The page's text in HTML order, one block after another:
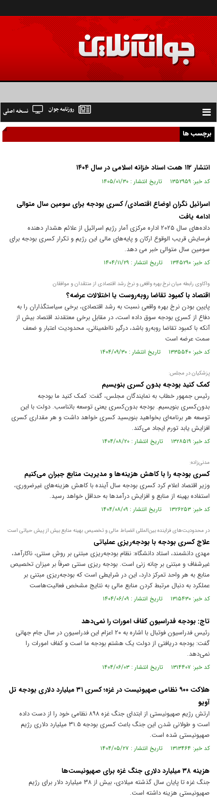
Toggle
navigation
نسخه اصلی روزنامه جوان
برچسب ها
انتشار ۱۱۲ همت اسناد خزانه اسلامی در سال ۱۴۰۴
کد خبر: ۱۳۵۲۹۵۹ تاریخ انتشار : ۱۴۰۵/۰۱/۳۰
اسرائیل نگران اوضاع اقتصادی/ کسری بودجه برای سومین سال متوالی
ادامه یافت
داده‌های سال ۲۰۲۵ اداره مرکزی آمار رژیم اسرائیل از علائم هشدار دهنده
فرسایش قریب الوقوع ارکان و پایه‌های مالی این رژیم و تکرار کسری بودجه برای
سومین سال متوالی خبر می دهد.
کد خبر: ۱۳۴۵۲۹۰ تاریخ انتشار : ۱۴۰۴/۱۱/۲۹
واکاوی رابطه میان نرخ بهره واقعی و نرخ رشد اقتصادی از منتقدان و موافقان
اقتصاد با کمبود تقاضا روبه‌روست یا اختلالات عرضه؟
پایین بودن نرخ بهره واقعی نسبت به رشد اقتصادی، برخی سیاستگذاران را به
دفاع از کسری بودجه سوق داده است، در مقابل برخی معتقدند اقتصاد بیش از
آنکه با کمبود تقاضا روبه‌رو باشد، درگیر نااطمینانی، محدودیت اعتبار و ضعف
سمت عرضه است
کد خبر: ۱۳۳۵۵۴۰ تاریخ انتشار : ۱۴۰۴/۰۹/۳۰
پزشکیان در مجلس:
کمک کنید بودجه بدون‌ کسری بنویسیم
رئیس جمهور خطاب به نمایندگان مجلس، گفت: کمک کنید ما بودجه
بدون‌کسری بنویسیم. بودجه بدون‌کسری یعنی توسعه باتناسب. دولت با این
توسعه هر برنامه‌ای بخواهید بنویسید کسری خواهد داشت و هر مقداری کسری
افزایش یابد تورم ایجاد می‌کند.
کد خبر: ۱۳۲۸۵۱۹ تاریخ انتشار : ۱۴۰۴/۰۸/۲۰
مدنی‌زاده:
کسری بودجه را با کاهش هزینه‌ها و مدیریت منابع جبران می‌کنیم
وزیر اقتصاد اعلام کرد کسری بودجه سال آینده با کاهش هزینه‌های غیرضروری،
استفاده بهینه از منابع و افزایش درآمد‌ها به حداقل خواهد رسید.
کد خبر: ۱۳۲۶۲۵۳ تاریخ انتشار : ۱۴۰۴/۰۸/۰۹
در محدودیت‌های فزاینده بین‌المللی انضباط مالی و تخصیص بهینه منابع بیش از پیش حیاتی است
علاج کسری بودجه با بودجه‌ریزی عملیاتی
مهدی دانشمند، استاد دانشگاه: نظام بودجه‌ریزی مبتنی بر روش سنتی، ناکارآمد،
غیرشفاف و مبتنی بر چانه زنی است. بودجه ریزی سنتی صرفاً بر میزان تخصیص
منابع به هر واحد تمرکز دارد، این در شرایطی است که بودجه‌ریزی مبتنی بر
عملکرد به دنبال مرتبط کردن منابع مالی به نتایج مشخص فعالیت‌هاست
کد خبر: ۱۳۱۵۴۳۰ تاریخ انتشار : ۱۴۰۴/۰۶/۰۹
تاج: بودجه فدراسیون کفاف امورات را نمی‌دهد
رئیس فدراسیون فوتبال با اشاره به ۲۰ اعزام این فدراسیون در سال جام جهانی
گفت: بودجه دریافتی از دولت یک هشتم بودجه ما است و کفاف امورات را
نمی‌دهد.
کد خبر: ۱۳۱۴۴۰۷ تاریخ انتشار : ۱۴۰۴/۰۶/۰۳
هلاکت ۹۰۰ نظامی صهیونیست در غزه؛ کسری ۳۱ میلیارد دلاری بودجه تل
آویو
ارتش رژیم صهیونیستی از ابتدای جنگ غزه ۸۹۸ نظامی خود را از دست داده
است و طولانی شدن این جنگ باعث کسری بودجه ۳۱.۵ میلیارد دلاری رژیم
صهیونیستی شده است.
کد خبر: ۱۳۱۳۴۶۴ تاریخ انتشار : ۱۴۰۴/۰۵/۲۷
هزینه ۳۸ میلیارد دلاری جنگ غزه برای صهیونیست‌ها
جنگ غزه تا پایان سال گذشته میلادی، بیش از ۳۸ میلیارد دلار برای رژیم
صهیونیستی هزینه داشته است.